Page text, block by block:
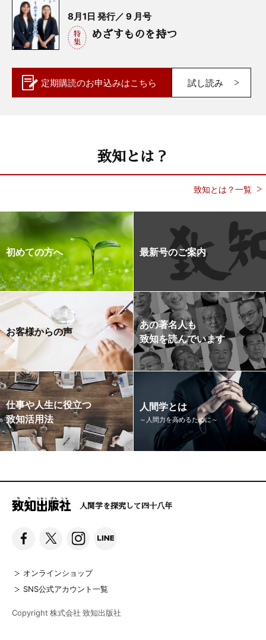
8月1日 発行／ 9 月号
めざすものを持つ
定期購読のお申込みはこちら 試し読み
致知とは？
致知とは？一覧
初めての方へ 最新号のご案内
お客様からの声
あの著名人も
致知を読んでいます
仕事や人生に役立つ
致知活用法
人間学とは
～人間力を高めるために～
人間学を探究して四十八年
オンラインショップ
SNS公式アカウント一覧
Copyright 株式会社 致知出版社